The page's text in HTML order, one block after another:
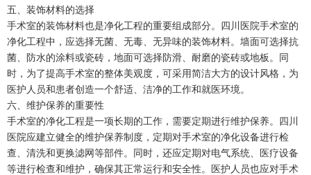
五、装饰材料的选择
手术室的装饰材料也是净化工程的重要组成部分。四川医院手术室的
净化工程中，应选择无菌、无毒、无异味的装饰材料。墙面可选择抗
菌、防水的涂料或瓷砖，地面可选择防滑、耐磨的瓷砖或地板。同
时，为了提高手术室的整体美观度，可采用简洁大方的设计风格，为
医护人员和患者创造一个舒适、洁净的工作和就医环境。
六、维护保养的重要性
手术室的净化工程是一项长期的工作，需要定期进行维护保养。四川
医院应建立健全的维护保养制度，定期对手术室的净化设备进行检
查、清洗和更换滤网等部件。同时，还应定期对电气系统、医疗设备
等进行检查和维护，确保其正常运行和安全性。医护人员也应对手术